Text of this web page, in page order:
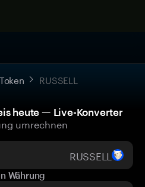
RUSSELL
heute — Live-Konverter
umrechnen
RUSSELL
Währung